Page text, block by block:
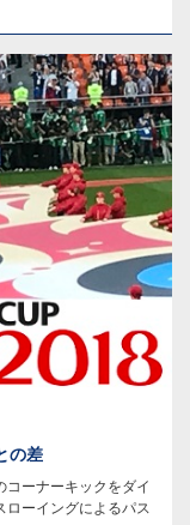
の差
ーナーキックをダイ
ローイングによるパス